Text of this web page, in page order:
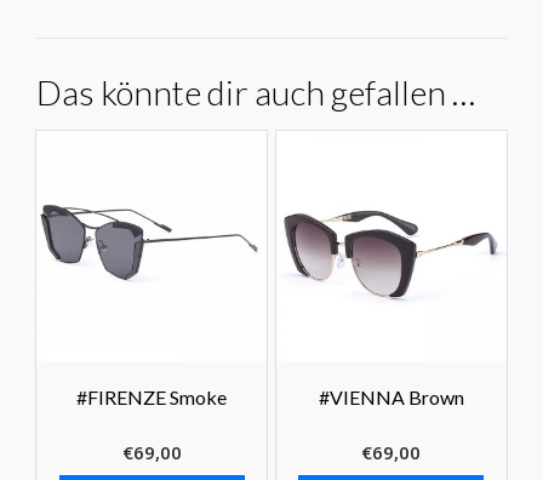
Das könnte dir auch gefallen …
#FIRENZE Smoke
€69,00
#VIENNA Brown
€69,00